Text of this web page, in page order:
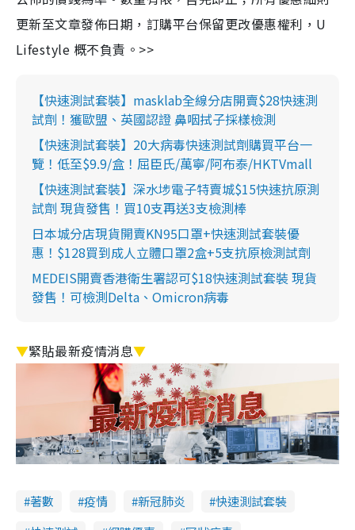
更新至文章發佈日期，訂購平台保留更改優惠權利，U
Lifestyle 概不負責。>>
【快速測試套裝】masklab全線分店開賣$28快速測
試劑！獲歐盟、英國認證 鼻咽拭子採樣檢測
【快速測試套裝】20大病毒快速測試劑購買平台一
覽！低至$9.9/盒！屈臣氏/萬寧/阿布泰/HKTVmall
【快速測試套裝】深水埗電子特賣城$15快速抗原測
試劑 現貨發售！買10支再送3支檢測棒
日本城分店現貨開賣KN95口罩+快速測試套裝優
惠！$128買到成人立體口罩2盒+5支抗原檢測試劑
MEDEIS開賣香港衛生署認可$18快速測試套裝 現貨
發售！可檢測Delta、Omicron病毒
▼緊貼最新疫情消息▼
著數 疫情 新冠肺炎
快速測試套裝